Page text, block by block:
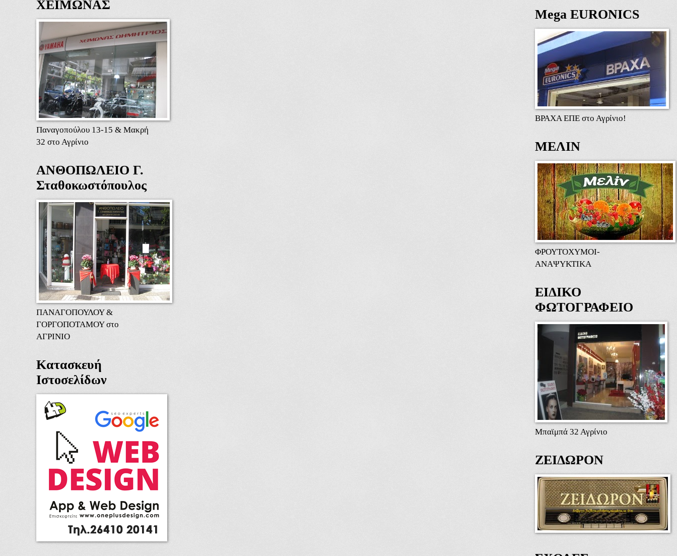
ΧΕΙΜΩΝΑΣ
Παναγοπούλου 13-15 & Μακρή
32 στο Αγρίνιο
ΑΝΘΟΠΩΛΕΙΟ Γ.
Σταθοκωστόπουλος
ΠΑΝΑΓΟΠΟΥΛΟΥ &
ΓΟΡΓΟΠΟΤΑΜΟΥ στο
ΑΓΡΙΝΙΟ
Κατασκευή
Ιστοσελίδων
Mega EURONICS
ΒΡΑΧΑ ΕΠΕ στο Αγρίνιο!
ΜΕΛΙΝ
ΦΡΟΥΤΟΧΥΜΟΙ-
ΑΝΑΨΥΚΤΙΚΑ
ΕΙΔΙΚΟ
ΦΩΤΟΓΡΑΦΕΙΟ
Μπαϊμπά 32 Αγρίνιο
ΖΕΙΔΩΡΟΝ